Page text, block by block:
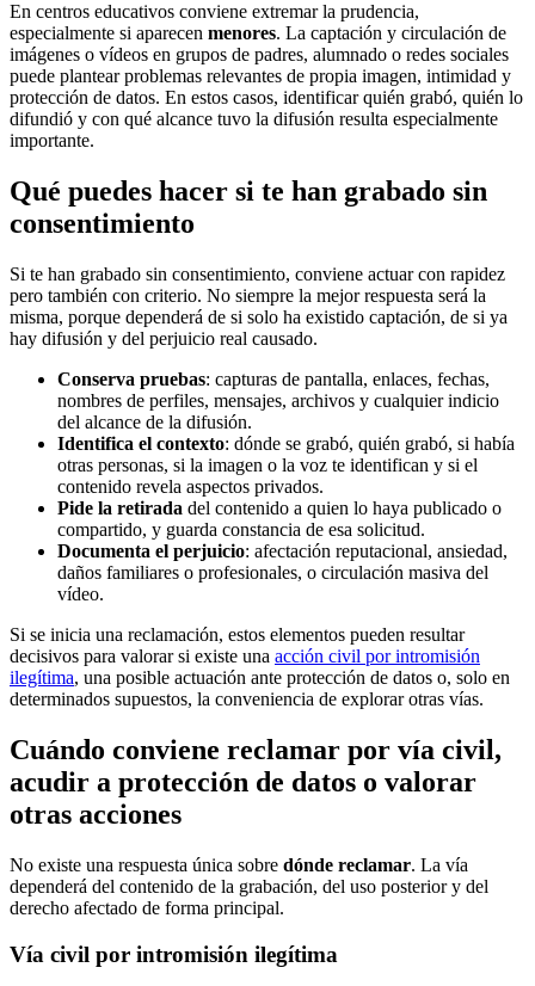
En centros educativos conviene extremar la prudencia,
especialmente si aparecen menores. La captación y circulación de
imágenes o vídeos en grupos de padres, alumnado o redes sociales
puede plantear problemas relevantes de propia imagen, intimidad y
protección de datos. En estos casos, identificar quién grabó, quién lo
difundió y con qué alcance tuvo la difusión resulta especialmente
importante.
Qué puedes hacer si te han grabado sin
consentimiento
Si te han grabado sin consentimiento, conviene actuar con rapidez
pero también con criterio. No siempre la mejor respuesta será la
misma, porque dependerá de si solo ha existido captación, de si ya
hay difusión y del perjuicio real causado.
Conserva pruebas: capturas de pantalla, enlaces, fechas,
nombres de perfiles, mensajes, archivos y cualquier indicio
del alcance de la difusión.
Identifica el contexto: dónde se grabó, quién grabó, si había
otras personas, si la imagen o la voz te identifican y si el
contenido revela aspectos privados.
Pide la retirada del contenido a quien lo haya publicado o
compartido, y guarda constancia de esa solicitud.
Documenta el perjuicio: afectación reputacional, ansiedad,
daños familiares o profesionales, o circulación masiva del
vídeo.
Si se inicia una reclamación, estos elementos pueden resultar
decisivos para valorar si existe una acción civil por intromisión
ilegítima, una posible actuación ante protección de datos o, solo en
determinados supuestos, la conveniencia de explorar otras vías.
Cuándo conviene reclamar por vía civil,
acudir a protección de datos o valorar
otras acciones
No existe una respuesta única sobre dónde reclamar. La vía
dependerá del contenido de la grabación, del uso posterior y del
derecho afectado de forma principal.
Vía civil por intromisión ilegítima